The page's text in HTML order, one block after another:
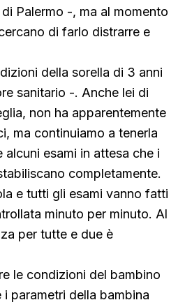
Palermo -, ma al momento
di farlo distrarre e
della sorella di 3 anni
sanitario -. Anche lei di
non ha apparentemente
ma continuiamo a tenerla
alcuni esami in attesa che i
completamente.
e tutti gli esami vanno fatti
minuto per minuto. Al
per tutte e due è
le condizioni del bambino
parametri della bambina